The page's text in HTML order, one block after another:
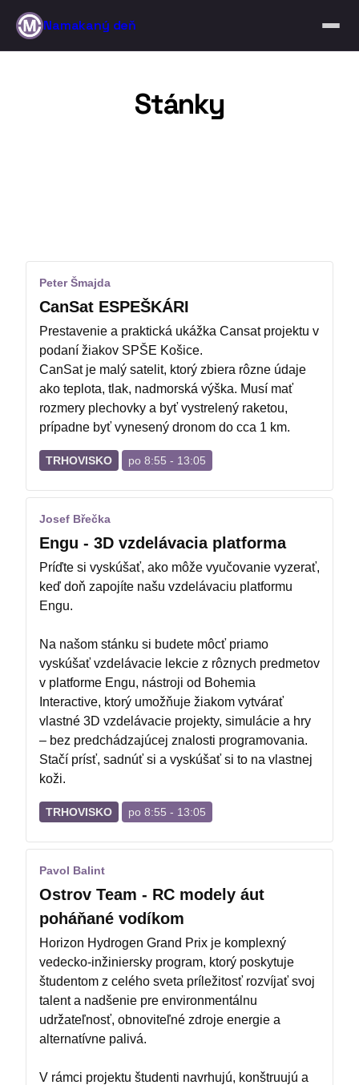
Namakaný deň
Stánky
Miesto
Sponzori
Chcem darček!
Stánky
Peter Šmajda
CanSat ESPEŠKÁRI
Prestavenie a praktická ukážka Cansat projektu v
podaní žiakov SPŠE Košice.
CanSat je malý satelit, ktorý zbiera rôzne údaje
ako teplota, tlak, nadmorská výška. Musí mať
rozmery plechovky a byť vystrelený raketou,
prípadne byť vynesený dronom do cca 1 km.
TRHOVISKO po 8:55 - 13:05
Josef Břečka
Engu - 3D vzdelávacia platforma
Príďte si vyskúšať, ako môže vyučovanie vyzerať,
keď doň zapojíte našu vzdelávaciu platformu
Engu.
Na našom stánku si budete môcť priamo
vyskúšať vzdelávacie lekcie z rôznych predmetov
v platforme Engu, nástroji od Bohemia
Interactive, ktorý umožňuje žiakom vytvárať
vlastné 3D vzdelávacie projekty, simulácie a hry
– bez predchádzajúcej znalosti programovania.
Stačí prísť, sadnúť si a vyskúšať si to na vlastnej
koži.
TRHOVISKO po 8:55 - 13:05
Pavol Balint
Ostrov Team - RC modely áut
poháňané vodíkom
Horizon Hydrogen Grand Prix je komplexný
vedecko-inžiniersky program, ktorý poskytuje
študentom z celého sveta príležitosť rozvíjať svoj
talent a nadšenie pre environmentálnu
udržateľnosť, obnoviteľné zdroje energie a
alternatívne palivá.
V rámci projektu študenti navrhujú, konštruujú a